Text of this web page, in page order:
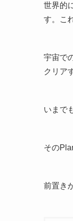
世界的
す。こ
宇宙で
クリア
いまで
その
前置き